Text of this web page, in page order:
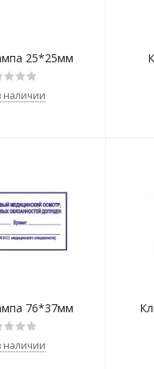
25*25мм
наличии
76*37мм
наличии